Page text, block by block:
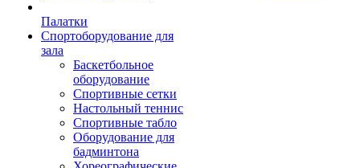
Палатки
Спортоборудование для
зала
Баскетбольное
оборудование
Спортивные сетки
Настольный теннис
Спортивные табло
Оборудование для
бадминтона